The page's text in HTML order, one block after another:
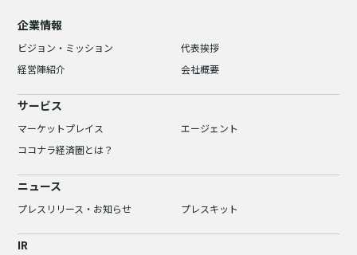
企業情報
ビジョン・ミッション
代表挨拶
経営陣紹介
会社概要
サービス
マーケットプレイス
エージェント
ココナラ経済圏とは？
ニュース
プレスリリース・お知らせ プレスキット
IR